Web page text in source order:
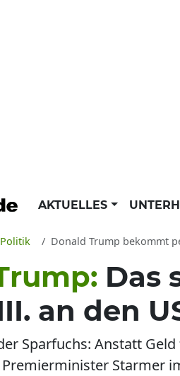
AKTUELLES
Politik Donald Trump bekommt
Das
an den
Sparfuchs: Anstatt
Starmer